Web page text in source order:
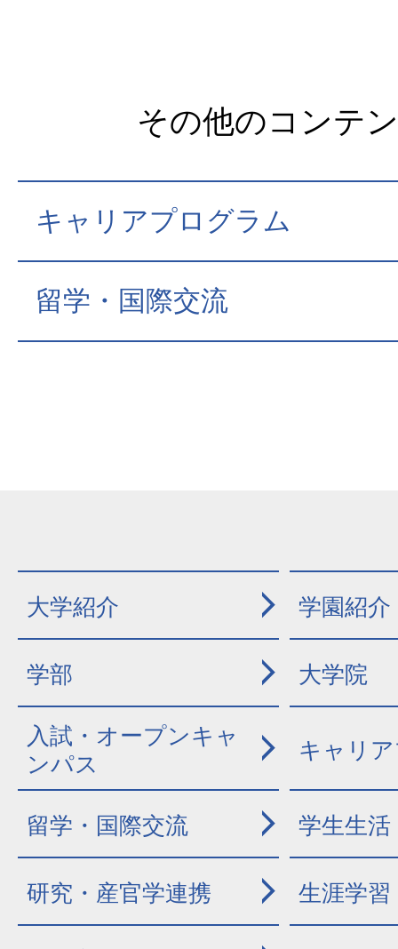
その他のコンテ
キャリアプログラム
留学・国際交流
大学紹介 学園紹介
学部 大学院
入試・オープンキャ
ンパス
キャリ
留学・国際交流 学生生活
研究・産官学連携 生涯学習